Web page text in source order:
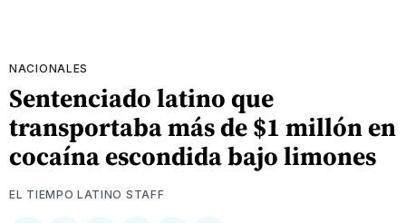
NACIONALES
Sentenciado latino que
transportaba más de $1 millón en
cocaína escondida bajo limones
EL TIEMPO LATINO STAFF